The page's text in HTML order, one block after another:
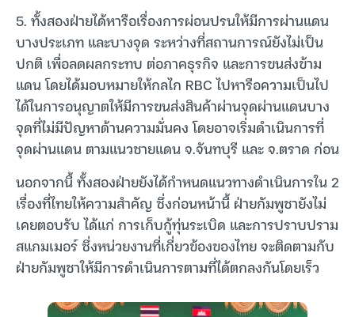
5. ทั้งสองฝ่ายได้หารือเรื่องการผ่อนปรนให้มีการผ่านแดน
บางประเภท และบางจุด ระหว่างที่สถานการณ์ยังไม่เป็น
ปกติ เพื่อลดผลกระทบ ต่อภาคธุรกิจ และการขนส่งข้าม
แดน โดยได้มอบหมายให้กลไก RBC ไปหารือความเป็นไป
ได้ในการอนุญาตให้มีการขนส่งสินค้าผ่านจุดผ่านแดนบาง
จุดที่ไม่มีปัญหาด้านความมั่นคง โดยอาจเริ่มดำเนินการที่
จุดผ่านแดน ตามแนวชายแดน จ.จันทบุรี และ จ.ตราด ก่อน
นอกจากนี้ ทั้งสองฝ่ายยังได้กำหนดแนวทางดำเนินการใน 2
เรื่องที่ไทยให้ความสำคัญ ซึ่งก่อนหน้านี้ ฝ่ายกัมพูชายังไม่
เคยตอบรับ ได้แก่ การเก็บกู้ทุ่นระเบิด และการปราบปราม
สแกมเมอร์ ซึ่งหน่วยงานที่เกี่ยวข้องของไทย จะติดตามกับ
ฝ่ายกัมพูชาให้มีการดำเนินการตามที่ได้ตกลงกันโดยเร็ว